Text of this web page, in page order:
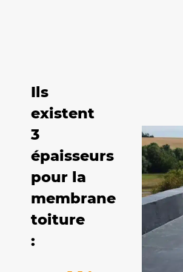
Ils
existent
3
épaisseurs
pour la
membrane
toiture
: